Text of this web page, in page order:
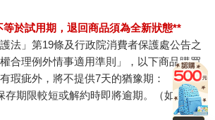
於試用期，退回商品須為全新狀態**
法」第19條及行政院消費者保護處公告之
權合理例外情事適用準則」，以下商品購買
瑕疵外，將不提供7天的猶豫期：
存期限較短或解約時即將逾期。（如：生